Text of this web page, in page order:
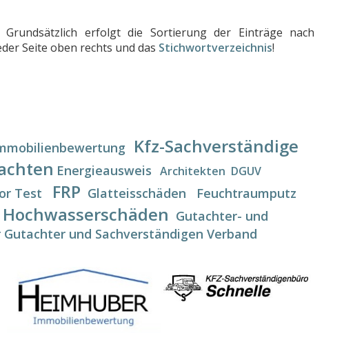
erfolgt die Sortierung der Einträge nach
Seite oben rechts und das Stichwortverzeichnis!
Kfz-Sachverständige
Energieausweis Architekten DGUV
Test FRP Glatteisschäden
Feuchtraumputz
Hochwasserschäden Gutachter- und
Gutachter und Sachverständigen Verband